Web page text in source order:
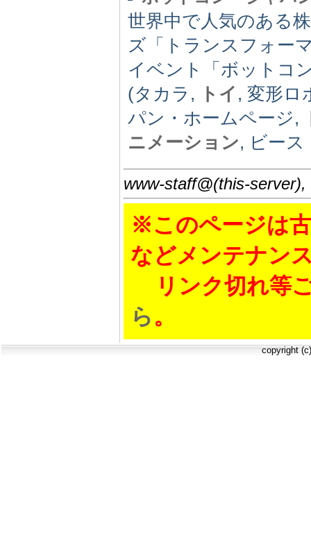
世界中で人気のある
ズ「トランスフォー
イベント「ボットコ
(タカラ,
トイ , 変形ロ
パン・ホームページ,
ニメーション, ビー
www-staff@(this-
※このページは
などメンテナン
リンク切れ等
ら。
copyright